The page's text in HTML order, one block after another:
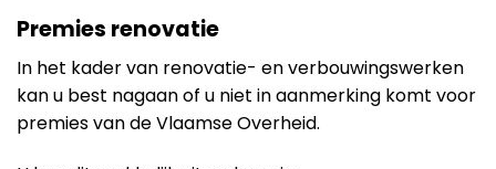
Premies renovatie
In het kader van renovatie- en verbouwingswerken
kan u best nagaan of u niet in aanmerking komt voor
premies van de Vlaamse Overheid.